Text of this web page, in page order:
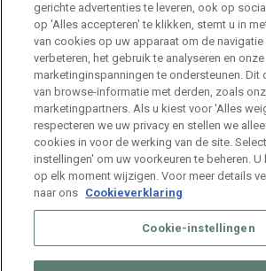
Stage HR Consultant – Machelen
Machelen Internship
Talent Acquisition Specialist Life
Machelen Full Time
gerichte advertenties te leveren, ook op
op 'Alles accepteren' te klikken, stemt u in
van cookies op uw apparaat om de
verbeteren, het gebruik te analyseren en onze
marketinginspanningen te ondersteunen. Dit
van browse-informatie met derden, zoals
marketingpartners. Als u kiest voor 'Alles
respecteren we uw privacy en stellen we
cookies in voor de werking van de site.
instellingen' om uw voorkeuren te beheren.
op elk moment wijzigen. Voor meer details
naar ons Cookieverklaring
Cookie-instellingen